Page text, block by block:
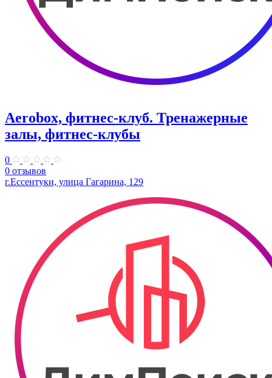
Aerobox, фитнес-клуб. Тренажерные
залы, фитнес-клубы
0
0 отзывов
г.Ессентуки, улица Гагарина, 129